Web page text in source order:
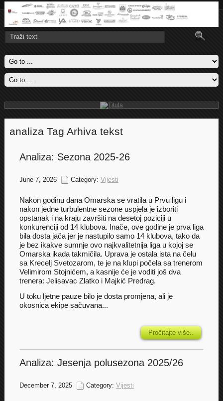
Titula
Omarska je u Banjaluci savladala Budućnost sa 1-0 i obezbjedila titulu
u Regionalnoj ligi zapad
analiza Tag Arhiva tekst
Analiza: Sezona 2025-26
June 7, 2026 Category: Vijesti
Nakon godinu dana Omarska se vratila u Prvu ligu i
nakon jedne turbulentne sezone uspjela je izboriti
opstanak i na kraju završiti na desetoj poziciji u
konkurenciji od 14 klubova. Inače, ove godine je prva liga
bila dosta jača jer je nastupilo samo 14 klubova, tako da
je bez ikakve sumnje ovo najkvalitetnija liga u kojoj se
Omarska ikada takmičila. Uprava je ostala ista na čelu
sa Krecelj Svetozarom, te je na klupi počela sa trenerom
Velimirom Stojnićem, a kasnije će je voditi još dva
trenera: Jelisavac Zlatko i Majkić Predrag.
U toku ljetne pauze bilo je dosta promjena, ali je
okosnica ekipe sačuvana...
Pročitajte više..
Analiza: Jesenja polusezona 2025/26
December 7, 2025 Category: Vijesti